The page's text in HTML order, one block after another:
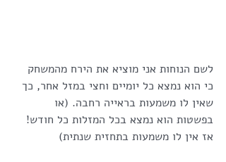
לשם הנוחות אני מוציא את הירח מהמשחק
כי הוא נמצא כל יומיים וחצי במזל אחר, כך
שאין לו משמעות בראייה רחבה. (או
בפשטות הוא נמצא בכל המזלות כל חודש!
אז אין לו משמעות בתחזית שנתית)